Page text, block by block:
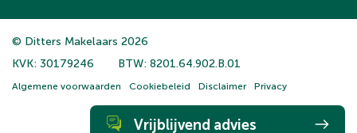
Vrijblijvend advies
© Ditters Makelaars 2026
KVK: 30179246
BTW: 8201.64.902.B.01
Algemene voorwaarden Cookiebeleid Disclaimer Privacy